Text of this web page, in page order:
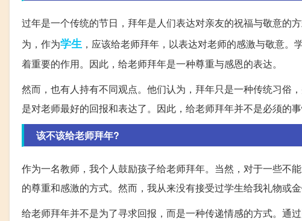
过年是一个传统的节日，拜年是人们表达对亲友的祝福与敬意的
为，作为学生 ，应该给老师拜年，以表达对老师的感激与敬意。
着重要的作用。因此，给老师拜年是一种尊重与感恩的表达。
然而，也有人持有不同观点。他们认为，拜年只是一种传统习俗
是对老师最好的回报和表达了。因此，给老师拜年并不是必须的事
该不该给老师拜年?
作为一名教师，我个人鼓励孩子给老师拜年。当然，对于一些不
的尊重和感激的方式。然而，我从来没有接受过学生给我礼物或
给老师拜年并不是为了寻求回报，而是一种传递情感的方式。通